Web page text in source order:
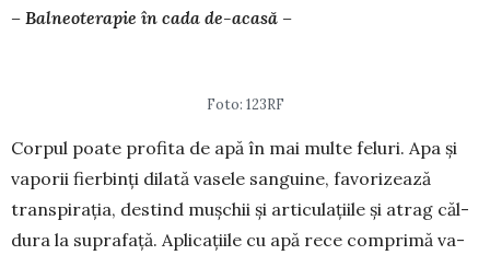
– Balneoterapie în cada de-acasă –
Foto: 123RF
Corpul poate profita de apă în mai multe feluri. Apa și
vaporii fierbinți dilată va­sele sanguine, favorizează
tran­spirația, destind mușchii și articulațiile și atrag căl­
dura la suprafață. Aplicațiile cu apă rece comprimă va­